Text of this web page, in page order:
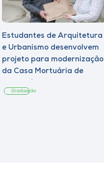
Estudantes de Arquitetura
e Urbanismo desenvolvem
projeto para modernização
da Casa Mortuária de
Graduação